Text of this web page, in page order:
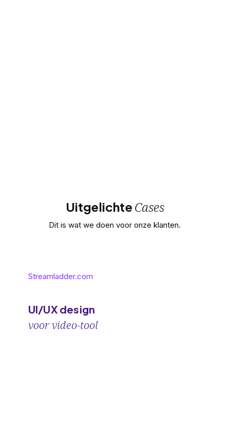
Uitgelichte Cases
Dit is wat we doen voor onze klanten.
Streamladder.com
UI/UX design
voor video-tool